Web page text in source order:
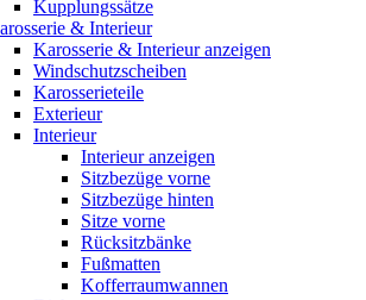
Kupplungssätze
& Interieur
Karosserie & Interieur anzeigen
Windschutzscheiben
Karosserieteile
Exterieur
Interieur
Interieur anzeigen
Sitzbezüge vorne
Sitzbezüge hinten
Sitze vorne
Rücksitzbänke
Fußmatten
Kofferraumwannen